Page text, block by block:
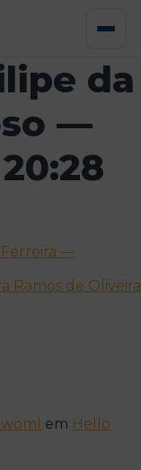
da
—
—
Ramos de Oliveira
em Hello